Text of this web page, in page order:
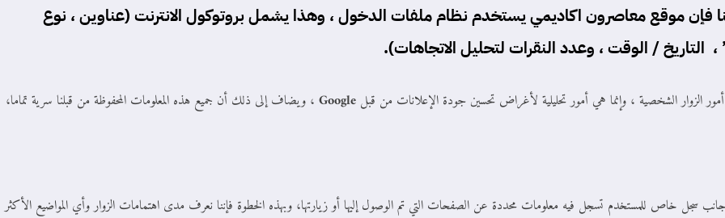
فإن موقعمعاصرون اكاديمييستخدم نظام ملفات الدخول ، وهذا يشمل بروتوكول الانترنت (عناوين ، نوع
/ الوقت ، وعدد النقرات لتحليل الاتجاهات).
الشخصية ، وإنما هي أمور تحليلية لأغراض تحسين جودة الإعلانات من قبل Google ، ويضاف إلى ذلك أن جميع هذه المعلومات المحفوظة من قبلنا سرية تماما،
سجل خاص للمستخدم تسجل فيه معلومات محددة عن الصفحات التي تم الوصول إليها أو زيارتها، وبهذه الخطوة فإننا نعرف مدى اهتمامات الزوار وأي المواضيع الأكثر